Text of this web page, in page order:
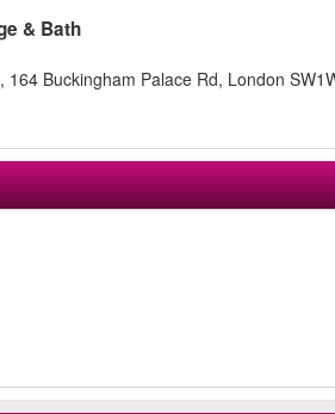
& Bath
164 Buckingham Palace Rd, London